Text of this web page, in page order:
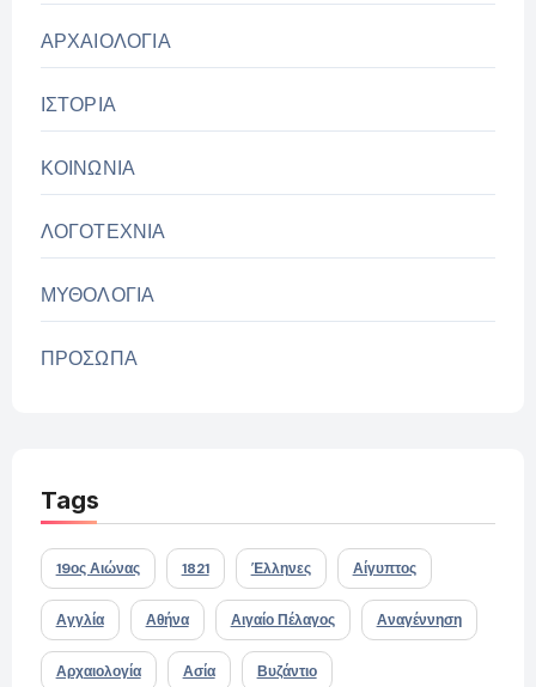
ΑΡΧΑΙΟΛΟΓΙΑ
ΙΣΤΟΡΙΑ
ΚΟΙΝΩΝΙΑ
ΛΟΓΟΤΕΧΝΙΑ
ΜΥΘΟΛΟΓΙΑ
ΠΡΟΣΩΠΑ
Tags
19ος Αιώνας 1821 Έλληνες Αίγυπτος
Αγγλία Αθήνα Αιγαίο Πέλαγος Αναγέννηση
Αρχαιολογία Ασία Βυζάντιο